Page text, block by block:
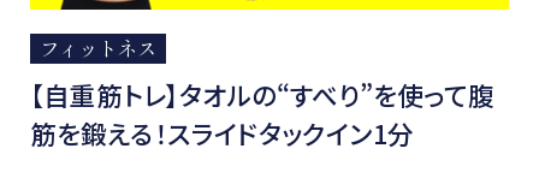
フィットネス
【自重筋トレ】タオルの“すべり”を使って腹
筋を鍛える！スライドタックイン1分